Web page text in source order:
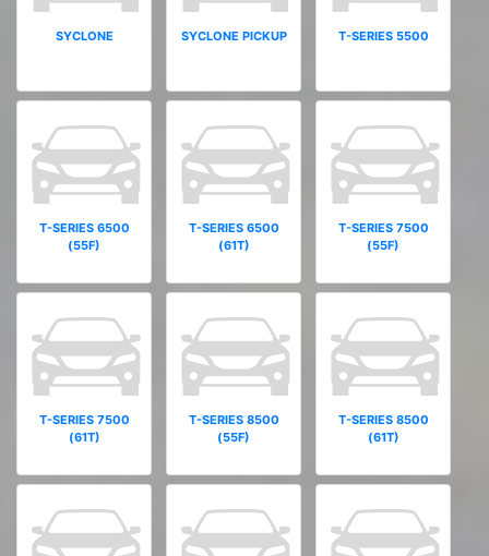
SYCLONE SYCLONE PICKUP T-SERIES 5500
T-SERIES 6500
(55F)
T-SERIES 6500
(61T)
T-SERIES 7500
(55F)
T-SERIES 7500
(61T)
T-SERIES 8500
(55F)
T-SERIES 8500
(61T)